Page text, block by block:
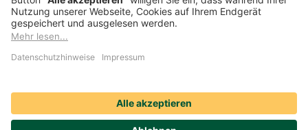
Cookie-Einstellungen
Datenschutz
Impressum
Streitbeilegung
Nutzungshinweise
Compliance
Social Media Icons sowie Verlinkungen, die mit